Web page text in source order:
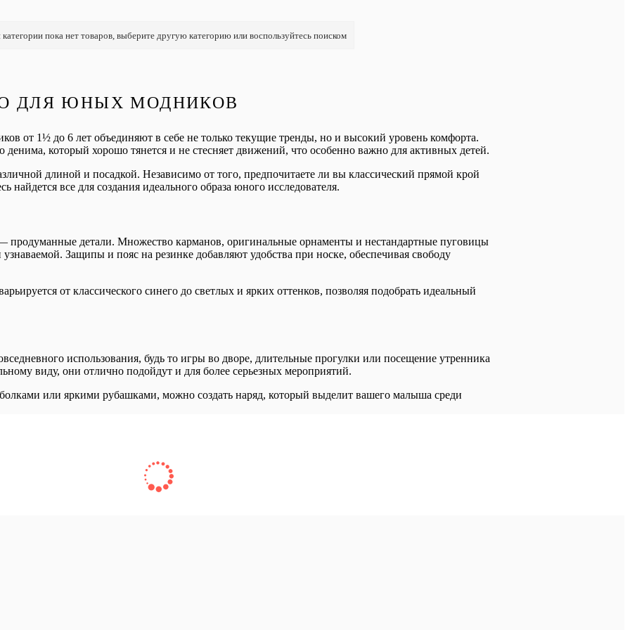
пока нет товаров, выберите другую категорию или воспользуйтесь поиском
ДЛЯ ЮНЫХ МОДНИКОВ
от 1½ до 6 лет объединяют в себе не только текущие тренды, но и высокий уровень комфорта.
денима, который хорошо тянется и не стесняет движений, что особенно важно для активных детей.
длиной и посадкой. Независимо от того, предпочитаете ли вы классический прямой крой
найдется все для создания идеального образа юного исследователя.
продуманные детали. Множество карманов, оригинальные орнаменты и нестандартные пуговицы
Защипы и пояс на резинке добавляют удобства при носке, обеспечивая свободу
от классического синего до светлых и ярких оттенков, позволяя подобрать идеальный
использования, будь то игры во дворе, длительные прогулки или посещение утренника
виду, они отлично подойдут и для более серьезных мероприятий.
или яркими рубашками, можно создать наряд, который выделит вашего малыша среди